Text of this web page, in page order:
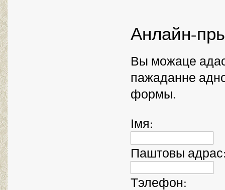
Анлайн-
Вы можаце
пажаданне
формы.
Імя:
Паштовы адрас
Тэлефон: